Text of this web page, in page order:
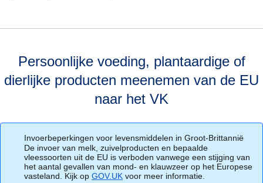
Persoonlijke voeding, plantaardige of
dierlijke producten meenemen van de EU
naar het VK
Invoerbeperkingen voor levensmiddelen in Groot-Brittannië
De invoer van melk, zuivelproducten en bepaalde
vleessoorten uit de EU is verboden vanwege een stijging van
het aantal gevallen van mond- en klauwzeer op het Europese
vasteland. Kijk op GOV.UK (opent in een nieuwe tab
voor meer informatie.